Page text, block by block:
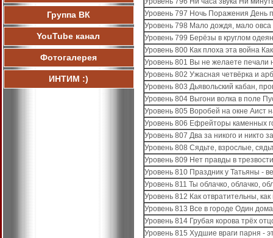
Группа ВК
YouTube канал
Фотогалерея
ИНТИМ :)
Уровень 797 Ночь Поражения День
Уровень 798 Мало дождя, мало овса
Уровень 799 Берёзы в круглом
Уровень 800 Как плоха эта война
Уровень 801 Вы не желаете
Уровень 802 Ужасная четвёрка и
Уровень 803 Дьявольский кабан,
Уровень 804 Выгони волка в поле
Уровень 805 Воробей на окне Аист
Уровень 806 Ефрейторы каменных
Уровень 807 Два за никого и никто
Уровень 808 Сядьте, взрослые,
Уровень 809 Нет правды в
Уровень 810 Праздник у Татьяны -
Уровень 811 Ты облачко, облачко,
Уровень 812 Как отвратительны,
Уровень 813 Все в городе Один дома
Уровень 814 Грубая корова трёх
Уровень 815 Худшие враги парня -